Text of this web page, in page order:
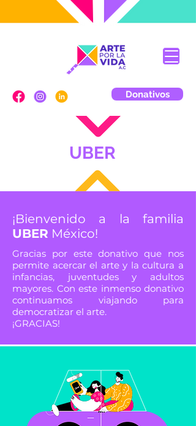
Donativos
UBER
¡Bienvenido a la familia
UBER México!
Gracias por este donativo que nos
permite acercar el arte y la cultura a
infancias, juventudes y adultos
mayores. Con este inmenso donativo
continuamos viajando para
democratizar el arte.
¡GRACIAS!